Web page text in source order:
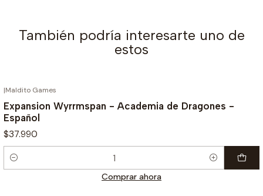
También podría interesarte uno de
estos
|Maldito Games
Expansion Wyrrmspan - Academia de Dragones -
Español
$37.990
Cantidad
Comprar ahora